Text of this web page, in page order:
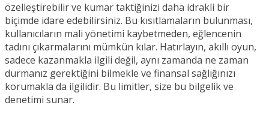
özelleştirebilir ve kumar taktiğinizi daha idrakli bir
biçimde idare edebilirsiniz. Bu kısıtlamaların bulunması,
kullanıcıların mali yönetimi kaybetmeden, eğlencenin
tadını çıkarmalarını mümkün kılar. Hatırlayın, akıllı oyun,
sadece kazanmakla ilgili değil, aynı zamanda ne zaman
durmanız gerektiğini bilmekle ve finansal sağlığınızı
korumakla da ilgilidir. Bu limitler, size bu bilgelik ve
denetimi sunar.